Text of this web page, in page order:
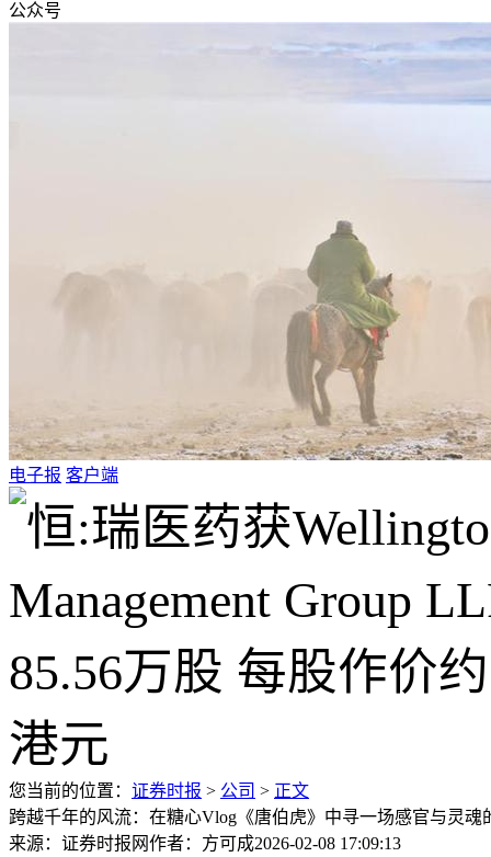
公众号
电子报 客户端
您当前的位置： 证券时报 > 公司 > 正文
跨越千年的风流：在糖心Vlog《唐伯虎》中寻一场感官与灵魂
来源：证券时报网作者：方可成2026-02-08 17:09:13